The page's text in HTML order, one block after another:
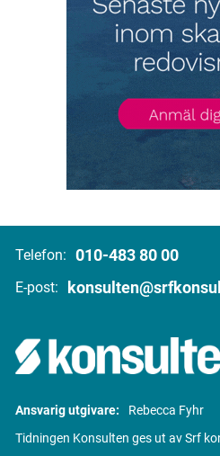
Telefon: 010-483 80 00
E-post:
Ansvarig utgivare:
Rebecca Fyhr
Tidningen Konsulten ges ut av Srf